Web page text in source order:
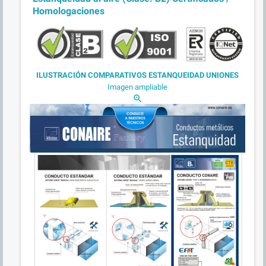
Homologaciones
ILUSTRACIÓN COMPARATIVOS ESTANQUEIDAD UNIONES
Imagen ampliable
zoom_in